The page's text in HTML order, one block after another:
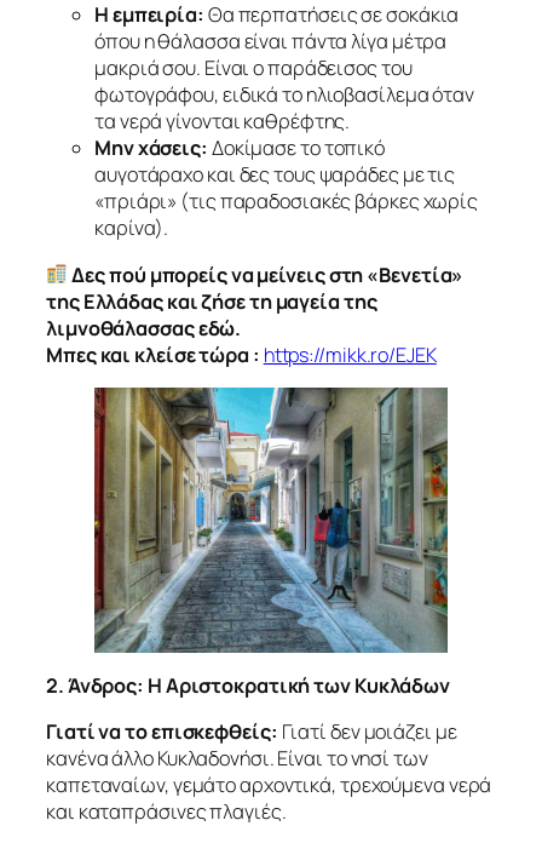
Η εμπειρία: Θα περπατήσεις σε σοκάκια
όπου η θάλασσα είναι πάντα λίγα μέτρα
μακριά σου. Είναι ο παράδεισος του
φωτογράφου, ειδικά το ηλιοβασίλεμα όταν
τα νερά γίνονται καθρέφτης.
Μην χάσεις: Δοκίμασε το τοπικό
αυγοτάραχο και δες τους ψαράδες με τις
«πριάρι» (τις παραδοσιακές βάρκες χωρίς
καρίνα).
Δες πού μπορείς να μείνεις στη «Βενετία»
της Ελλάδας και ζήσε τη μαγεία της
λιμνοθάλασσας εδώ.
Μπες και κλείσε τώρα : https://mikk.ro/EJEK
2. Άνδρος: Η Αριστοκρατική των Κυκλάδων
Γιατί να το επισκεφθείς: Γιατί δεν μοιάζει με
κανένα άλλο Κυκλαδονήσι. Είναι το νησί των
καπεταναίων, γεμάτο αρχοντικά, τρεχούμενα νερά
και καταπράσινες πλαγιές.